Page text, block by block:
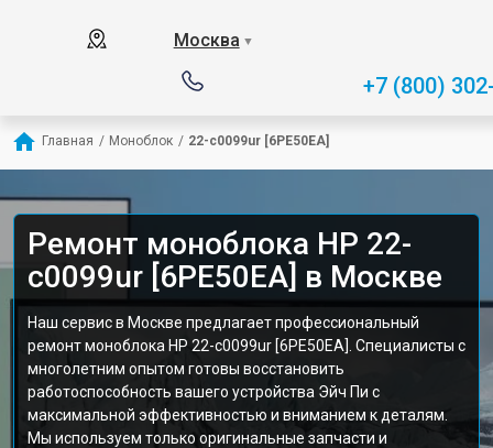
Москва ▼
+7 (800)
Главная / Моноблок / 22-c0099ur [6PE50EA]
Ремонт моноблока HP 22-
c0099ur [6PE50EA] в Москве
Наш сервис в Москве предлагает профессиональный
ремонт моноблока HP 22-c0099ur [6PE50EA]. Специалисты с
многолетним опытом готовы восстановить
работоспособность вашего устройства Эйч Пи с
максимальной эффективностью и вниманием к деталям.
Мы используем только оригинальные запчасти и